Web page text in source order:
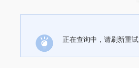
正在查询中，请刷新重试